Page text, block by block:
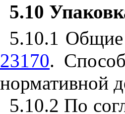
5.10
5.10.1 Общие
23170.
нормативной
5.10.2 По